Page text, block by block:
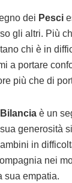
dei Pesci
gli altri. Più
chi è in
a portare
più che di
Bilancia è un
sua generosità
in
nei
sua empatia.